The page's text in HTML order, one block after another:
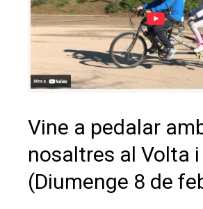
Vine a pedalar
nosaltres al Volta
(Diumenge 8 de